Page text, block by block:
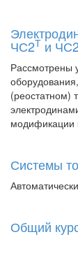
ЧС2Т и
Рассмотрены
(реостатном)
модификации
Системы
Общий